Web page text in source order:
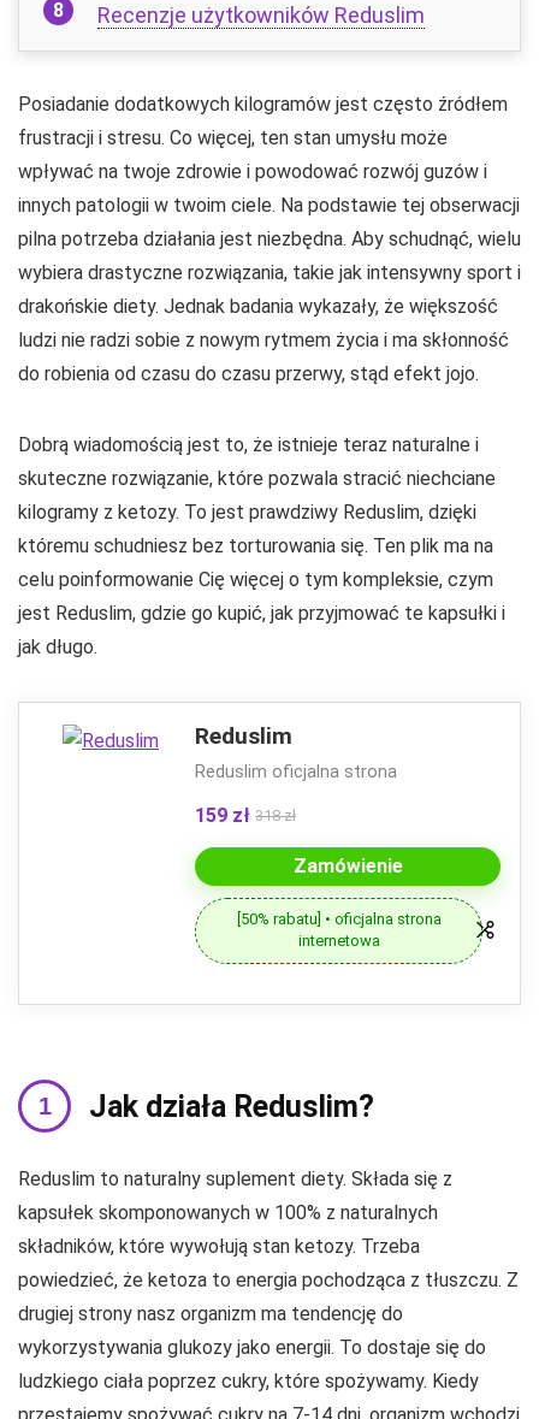
Recenzje użytkowników Reduslim
Posiadanie dodatkowych kilogramów jest często źródłem
frustracji i stresu. Co więcej, ten stan umysłu może
wpływać na twoje zdrowie i powodować rozwój guzów i
innych patologii w twoim ciele. Na podstawie tej obserwacji
pilna potrzeba działania jest niezbędna. Aby schudnąć, wielu
wybiera drastyczne rozwiązania, takie jak intensywny sport i
drakońskie diety. Jednak badania wykazały, że większość
ludzi nie radzi sobie z nowym rytmem życia i ma skłonność
do robienia od czasu do czasu przerwy, stąd efekt jojo.
Dobrą wiadomością jest to, że istnieje teraz naturalne i
skuteczne rozwiązanie, które pozwala stracić niechciane
kilogramy z ketozy. To jest prawdziwy Reduslim, dzięki
któremu schudniesz bez torturowania się. Ten plik ma na
celu poinformowanie Cię więcej o tym kompleksie, czym
jest Reduslim, gdzie go kupić, jak przyjmować te kapsułki i
jak długo.
Reduslim
Reduslim oficjalna strona
159 zł 318 zł
Zamówienie
[50% rabatu] • oficjalna strona
internetowa
Jak działa Reduslim?
Reduslim to naturalny suplement diety. Składa się z
kapsułek skomponowanych w 100% z naturalnych
składników, które wywołują stan ketozy. Trzeba
powiedzieć, że ketoza to energia pochodząca z tłuszczu. Z
drugiej strony nasz organizm ma tendencję do
wykorzystywania glukozy jako energii. To dostaje się do
ludzkiego ciała poprzez cukry, które spożywamy. Kiedy